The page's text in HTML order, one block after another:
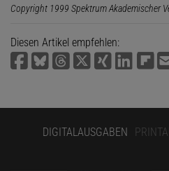
Copyright 1999 Spektrum Akademischer
Diesen Artikel empfehlen:
DIGITALAUSGABEN